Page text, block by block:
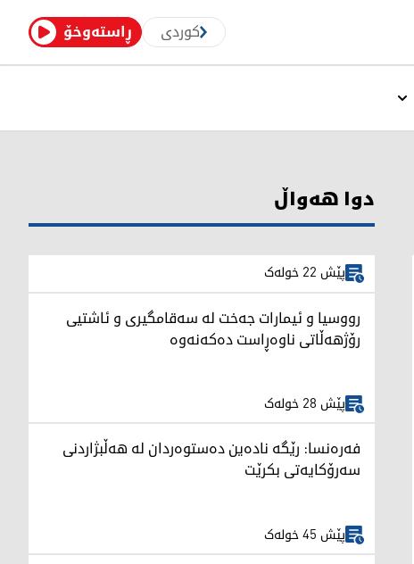
ڕاستەوخۆ کوردی
دوا هەواڵ
پێش 22 خولەک
رووسیا و ئیمارات جەخت لە سەقامگیری و ئاشتیی
رۆژهەڵاتی ناوەڕاست دەکەنەوە
پێش 28 خولەک
فەرەنسا: رێگە نادەین دەستوەردان لە هەڵبژاردنی
سەرۆکایەتی بکرێت
پێش 45 خولەک